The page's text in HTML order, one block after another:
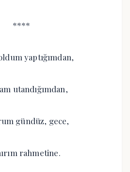
****
yaptığımdan,
utandığımdan,
gündüz, gece,
rahmetine.